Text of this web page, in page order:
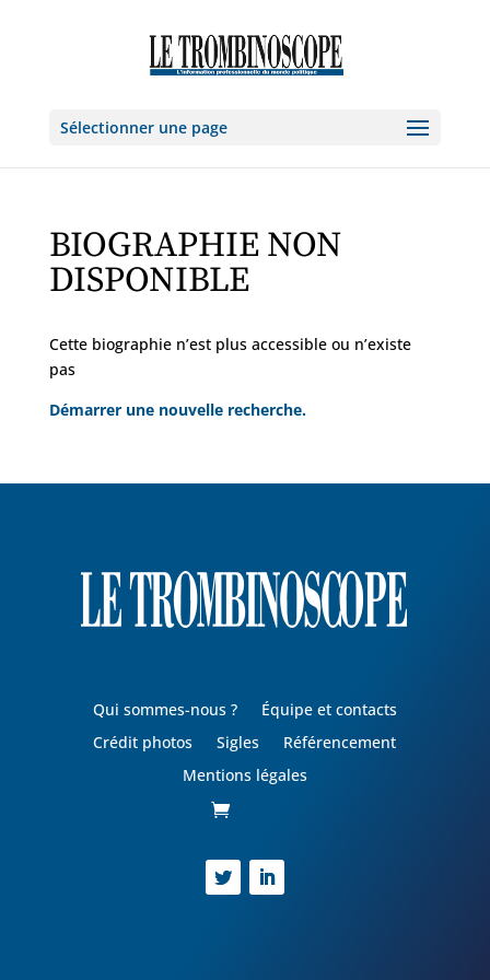
Sélectionner une page
BIOGRAPHIE NON
DISPONIBLE
Cette biographie n’est plus accessible ou n’existe
pas
Démarrer une nouvelle recherche.
Qui sommes-nous ?
Équipe et contacts
Crédit photos
Sigles
Référencement
Mentions légales